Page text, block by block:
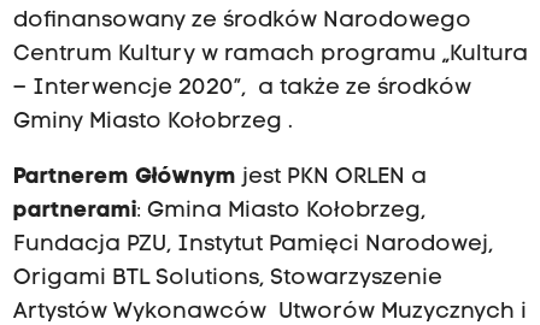
dofinansowany ze środków Narodowego
Centrum Kultury w ramach programu „Kultura
– Interwencje 2020”, a także ze środków
Gminy Miasto Kołobrzeg .
Partnerem Głównym jest PKN ORLEN a
partnerami: Gmina Miasto Kołobrzeg,
Fundacja PZU, Instytut Pamięci Narodowej,
Origami BTL Solutions, Stowarzyszenie
Artystów Wykonawców Utworów Muzycznych i